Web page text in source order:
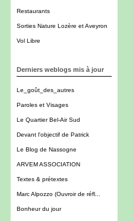
Restaurants
Sorties Nature Lozère et Aveyron
Vol Libre
Derniers weblogs mis à jour
Le_goût_des_autres
Paroles et Visages
Le Quartier Bel-Air Sud
Devant l'objectif de Patrick
Le Blog de Nassogne
ARVEM ASSOCIATION
Textes & prétextes
Marc Alpozzo (Ouvroir de réfl...
Bonheur du jour